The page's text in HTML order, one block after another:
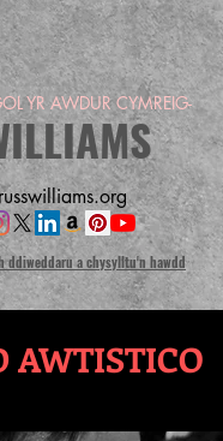
YR AWDUR CYMREIG-
ddiweddaru a chysylltu'n hawdd
AWTISTICO